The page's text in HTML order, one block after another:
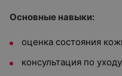
Основные навыки:
оценка состояния
консультация по